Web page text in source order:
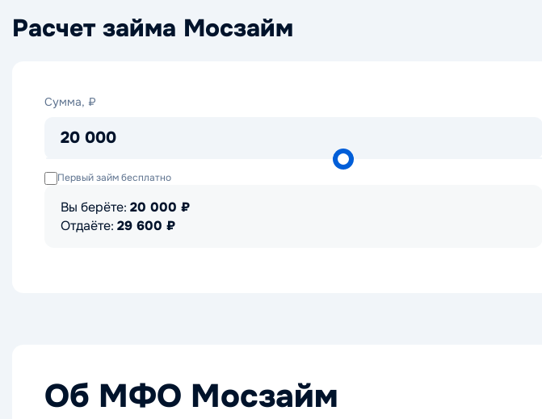
Расчет займа Мосзайм
Сумма, ₽
20 000
Сумма,
Первый займ бесплатно
Вы берёте: 20 000 ₽
Отдаёте: 29 600 ₽
Об МФО Мосзайм